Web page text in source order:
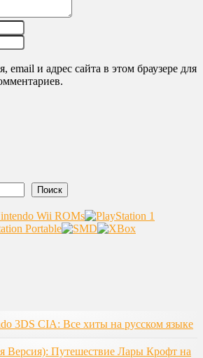
email и адрес сайта в этом браузере для
Поиск
3DS CIA: Все хиты на русском языке
Версия): Путешествие Лары Крофт на